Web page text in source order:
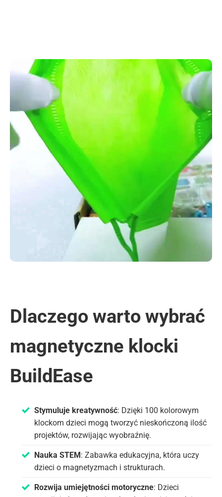
Dlaczego warto wybrać
magnetyczne klocki
BuildEase
Stymuluje kreatywność: Dzięki 100 kolorowym
klockom dzieci mogą tworzyć nieskończoną ilość
projektów, rozwijając wyobraźnię.
Nauka STEM: Zabawka edukacyjna, która uczy
dzieci o magnetyzmach i strukturach.
Rozwija umiejętności motoryczne: Dzieci